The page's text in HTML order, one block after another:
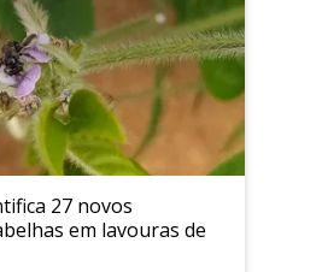
27 novos
em lavouras de